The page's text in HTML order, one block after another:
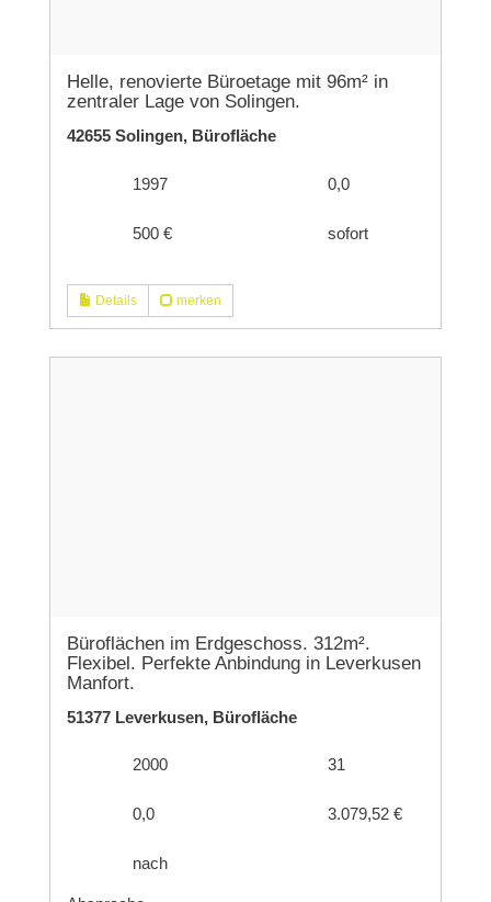
Helle, renovierte Büroetage mit 96m² in
zentraler Lage von Solingen.
42655 Solingen, Bürofläche
1997 0,0
500 € sofort
Details merken
Büroflächen im Erdgeschoss. 312m².
Flexibel. Perfekte Anbindung in Leverkusen
Manfort.
51377 Leverkusen, Bürofläche
2000 31
0,0 3.079,52 €
nach